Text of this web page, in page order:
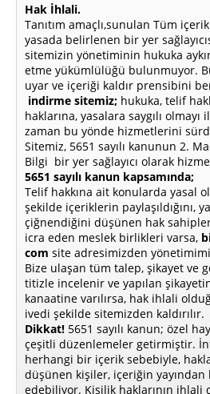
Hak İhlali.
Tanıtım amaçlı,sunulan Tüm
yasada belirlenen bir yer
sitemizin yönetiminin hukuka
etme yükümlülüğü bulunmuyor.
uyar ve içeriği kaldır prensibini
indirme sitemiz; hukuka, telif
haklarına, yasalara saygılı
zaman bu yönde hizmetlerini
Sitemiz, 5651 sayılı kanunun 2.
Bilgi bir yer sağlayıcı olarak
5651 sayılı kanun kapsamında;
Telif hakkına ait konularda yasal
şekilde içeriklerin paylaşıldığını,
çiğnendiğini düşünen hak
icra eden meslek birlikleri varsa,
com site adresimizden
Bize ulaşan tüm talep, şikayet ve
titizle incelenir ve yapılan
kanaatine varılırsa, hak ihlali
ivedi şekilde sitemizden kaldırılır.
Dikkat! 5651 sayılı kanun; özel
çeşitli düzenlemeler getirmiştir.
herhangi bir içerik sebebiyle,
düşünen kişiler, içeriğin yayından
edebiliyor. Kişilik haklarının ihlali